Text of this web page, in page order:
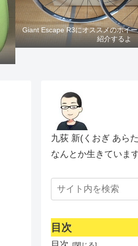
Giant Escape R3にオススメのホイ
紹介するよ
九荻 新(くおぎ あら
なんとか生きています
目次